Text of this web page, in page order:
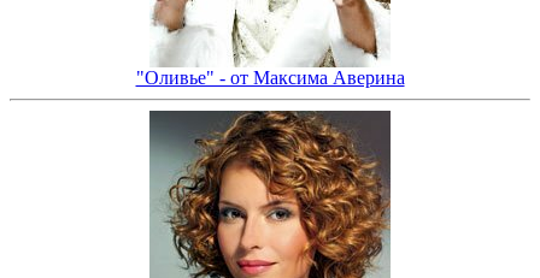
"Оливье" - от Максима Аверина